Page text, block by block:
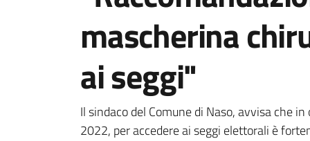
mascherina
ai seggi"
Il sindaco del Comune di Naso, avvisa che
2022, per accedere ai seggi elettorali è